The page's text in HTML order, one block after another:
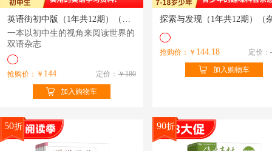
英语街初中版（1年共12期）（杂志订阅）
一本以初中生的视角来阅读世界的
双语杂志
抢购价：￥ 144 定价： ￥180
加入购物车
抢购价：￥ 144.18 定价：
加入购物车
50折 90折